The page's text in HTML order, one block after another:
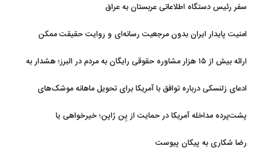
سفر رئیس دستگاه اطلاعاتی عربستان به عراق
امنیت پایدار ایران بدون مرجعیت رسانه‌ای و روایت حقیقت ممکن
ارائه بیش از ۱۵ هزار مشاوره حقوقی رایگان به مردم در البرز؛ هشدار به
ادعای زلنسکی درباره توافق با آمریکا برای تحویل ماهانه موشک‌های
پشت‌پرده مداخله آمریکا در حمایت از یِن ژاپن؛ خیرخواهی یا
رضا شکاری به پیکان پیوست